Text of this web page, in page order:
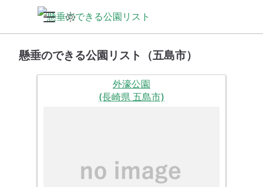
懸垂のできる公園リスト（五島市）
外濠公園
(長崎県 五島市)